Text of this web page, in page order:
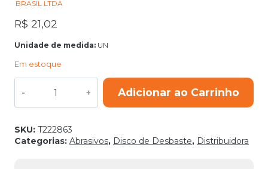
BRASIL LTDA
R$ 21,02
Unidade de medida: UN
Em estoque
DESBASTE
27C
A30QBF
TYROLIT
Adicionar ao Carrinho
SKU: T222863
Categorias: Abrasivos, Disco de Desbaste, Distribuidora